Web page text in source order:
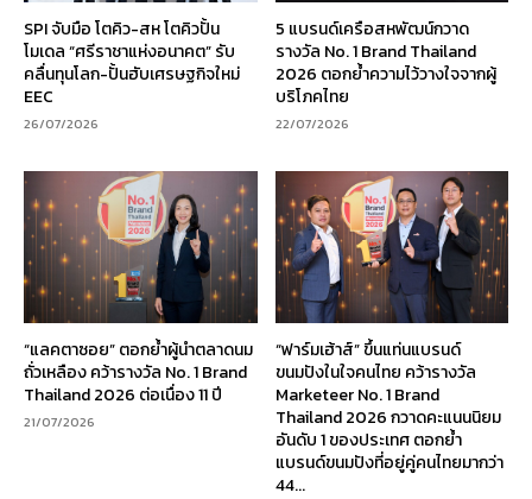
SPI จับมือ โตคิว-สห โตคิวปั้น
โมเดล “ศรีราชาแห่งอนาคต” รับ
คลื่นทุนโลก-ปั้นฮับเศรษฐกิจใหม่
EEC
26/07/2026
5 แบรนด์เครือสหพัฒน์กวาด
รางวัล No. 1 Brand Thailand
2026 ตอกย้ำความไว้วางใจจากผู้
บริโภคไทย
22/07/2026
“แลคตาซอย” ตอกย้ำผู้นำตลาดนม
ถั่วเหลือง คว้ารางวัล No. 1 Brand
Thailand 2026 ต่อเนื่อง 11 ปี
21/07/2026
“ฟาร์มเฮ้าส์” ขึ้นแท่นแบรนด์
ขนมปังในใจคนไทย คว้ารางวัล
Marketeer No. 1 Brand
Thailand 2026 กวาดคะแนนนิยม
อันดับ 1 ของประเทศ ตอกย้ำ
แบรนด์ขนมปังที่อยู่คู่คนไทยมากว่า
44...